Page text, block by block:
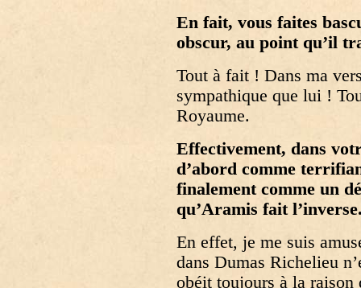
En fait, vous faites
obscur, au point qu’il
Tout à fait ! Dans ma
sympathique que lui !
Royaume.
Effectivement, dans
d’abord comme
finalement comme un
qu’Aramis fait
En effet, je me suis
dans Dumas Richelieu
obéit toujours à la raison